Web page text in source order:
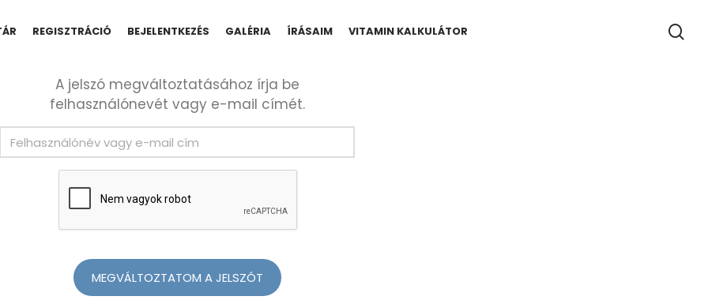
REGISZTRÁCIÓ BEJELENTKEZÉS GALÉRIA ÍRÁSAIM VITAMIN KALKULÁTOR
A jelszó megváltoztatásához írja be
felhasználónevét vagy e-mail címét.